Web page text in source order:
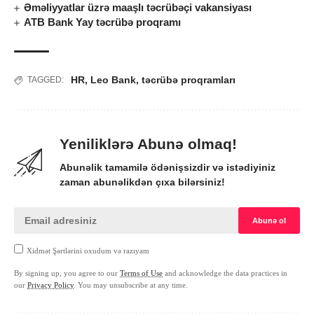
Əməliyyatlar üzrə maaşlı təcrübəçi vakansiyası
ATB Bank Yay təcrübə proqramı
TAGGED: HR, Leo Bank, təcrübə proqramları
Yeniliklərə Abunə olmaq!
Abunəlik tamamilə ödənişsizdir və istədiyiniz
zaman abunəlikdən çıxa bilərsiniz!
Xidmət Şərtlərini oxudum və razıyam
By signing up, you agree to our Terms of Use and acknowledge the data practices in
our Privacy Policy. You may unsubscribe at any time.